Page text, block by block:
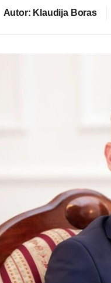
Autor: Klaudija Boras